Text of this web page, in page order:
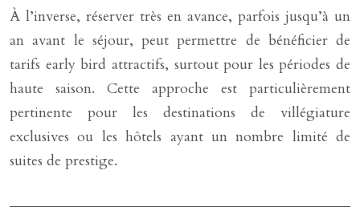
À l’inverse, réserver très en avance, parfois jusqu’à un
an avant le séjour, peut permettre de bénéficier de
tarifs early bird attractifs, surtout pour les périodes de
haute saison. Cette approche est particulièrement
pertinente pour les destinations de villégiature
exclusives ou les hôtels ayant un nombre limité de
suites de prestige.